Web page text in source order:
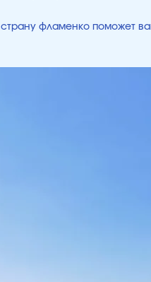
фламенко поможет